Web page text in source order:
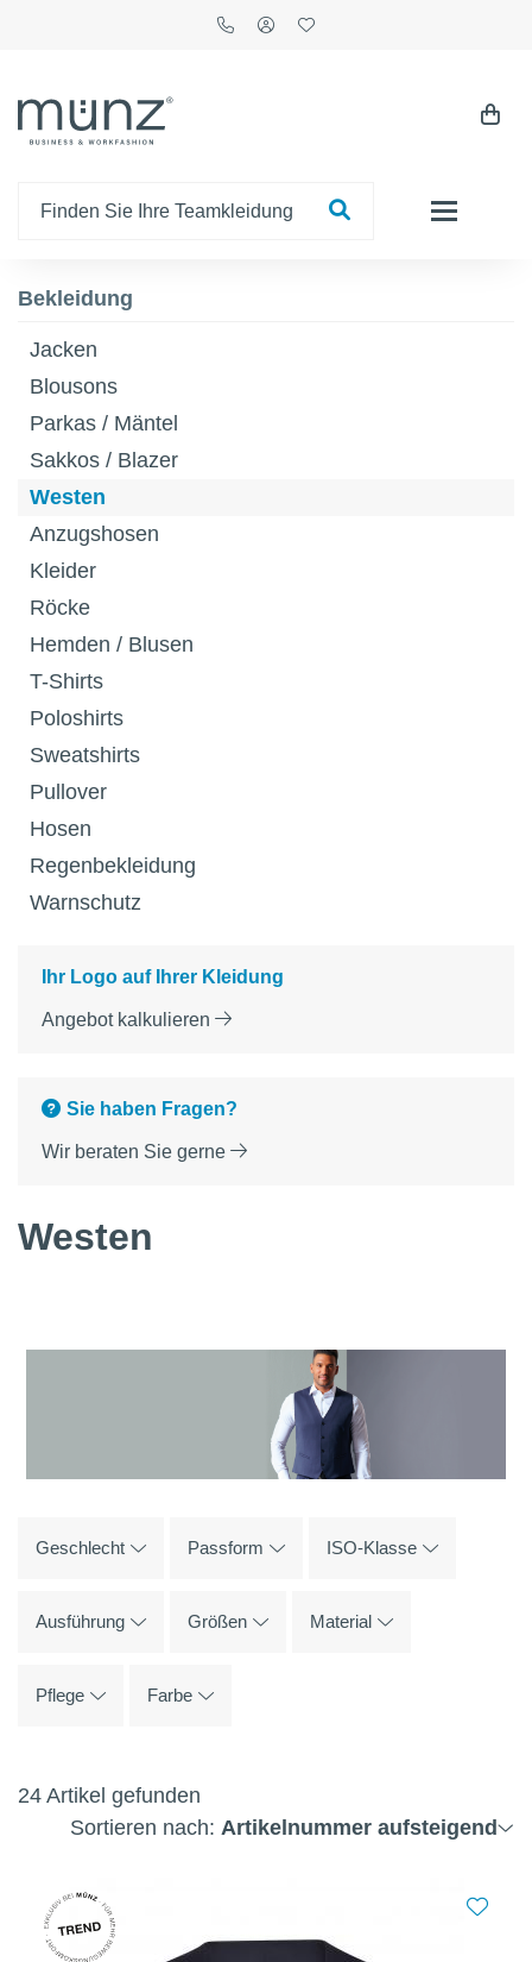
Bekleidung
Jacken
Blousons
Parkas / Mäntel
Sakkos / Blazer
Westen
Anzugshosen
Kleider
Röcke
Hemden / Blusen
T-Shirts
Poloshirts
Sweatshirts
Pullover
Hosen
Regenbekleidung
Warnschutz
Ihr Logo auf Ihrer Kleidung
Angebot kalkulieren
Sie haben Fragen?
Wir beraten Sie gerne
Westen
Geschlecht Passform ISO-Klasse
Ausführung Größen Material
Pflege Farbe
24 Artikel gefunden
Sortieren nach: Artikelnummer aufsteigend